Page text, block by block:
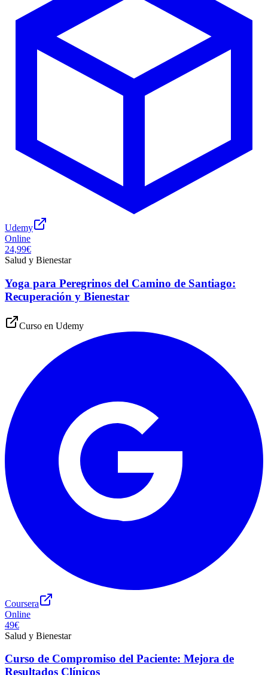
Udemy
Online
24,99€
Salud y Bienestar
Yoga para Peregrinos del Camino de Santiago:
Recuperación y Bienestar
Curso en Udemy
Coursera
Online
49€
Salud y Bienestar
Curso de Compromiso del Paciente: Mejora de
Resultados Clínicos